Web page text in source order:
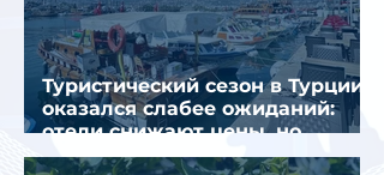
Туристический сезон в Турции
оказался слабее ожиданий:
отели снижают цены, но
загрузка остается низкой